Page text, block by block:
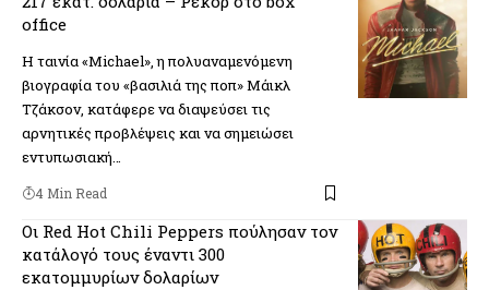
office
Η ταινία «Michael», η πολυαναμενόμενη
βιογραφία του «βασιλιά της ποπ» Μάικλ
Τζάκσον, κατάφερε να διαψεύσει τις
αρνητικές προβλέψεις και να σημειώσει
εντυπωσιακή…
4 Min Read
Οι Red Hot Chili Peppers πούλησαν τον
κατάλογό τους έναντι 300
εκατομμυρίων δολαρίων